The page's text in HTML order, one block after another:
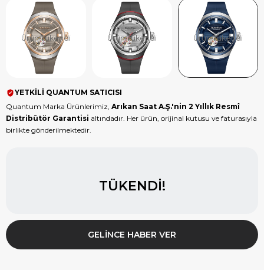
Ürün Tükendi Ürün Tükendi Ürün Tükendi
YETKİLİ QUANTUM SATICISI
Quantum Marka Ürünlerimiz, Arıkan Saat A.Ş.'nin 2 Yıllık Resmî
Distribütör Garantisi altındadır. Her ürün, orijinal kutusu ve faturasıyla
birlikte gönderilmektedir.
TÜKENDI!
GELINCE HABER VER